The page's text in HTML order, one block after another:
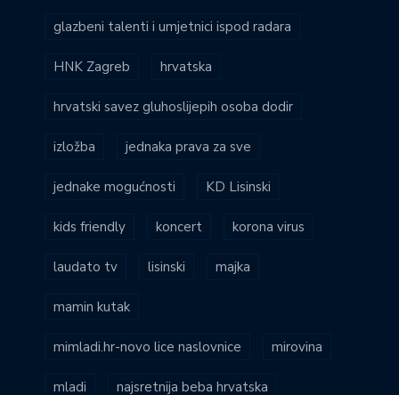
glazbeni talenti i umjetnici ispod radara
HNK Zagreb hrvatska
hrvatski savez gluhoslijepih osoba dodir
izložba jednaka prava za sve
jednake mogućnosti KD Lisinski
kids friendly koncert korona virus
laudato tv lisinski majka
mamin kutak
mimladi.hr-novo lice naslovnice mirovina
mladi najsretnija beba hrvatska